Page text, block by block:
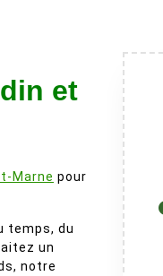
et
Marne pour
temps, du
un
notre